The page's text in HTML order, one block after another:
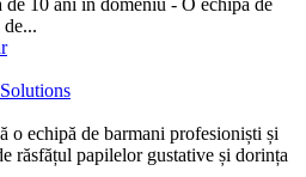
10 ani în domeniu - O echipă de
de...
o echipă de barmani profesioniști și
răsfățul papilelor gustative și dorința